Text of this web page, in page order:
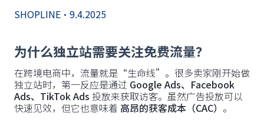
SHOPLINE • 9.4.2025
为什么独立站需要关注免费流量？
在跨境电商中，流量就是“生命线”。很多卖家刚开始做
独立站时，第一反应是通过 Google Ads、Facebook
Ads、TikTok Ads 投放来获取访客。虽然广告投放可以
快速见效，但它也意味着 高昂的获客成本（CAC） 。